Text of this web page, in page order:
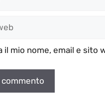
il mio nome, email e sito